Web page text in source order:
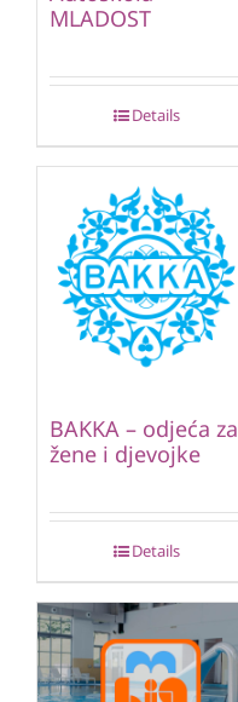
MLADOST
Details
BAKKA – odjeća za
žene i djevojke
Details